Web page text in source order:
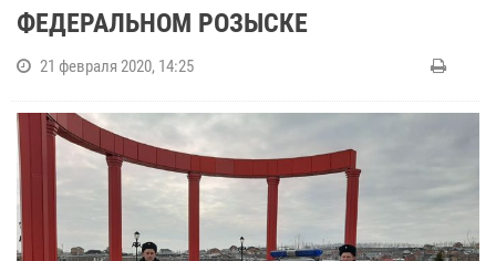
ФЕДЕРАЛЬНОМ РОЗЫСКЕ
21 февраля 2020, 14:25